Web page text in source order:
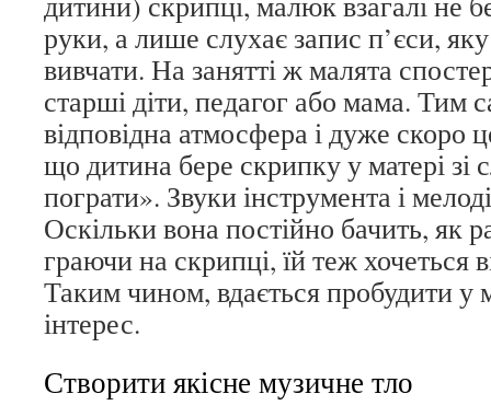
руки, а лише слухає запис п’єси,
вивчати. На занятті ж малята
старші діти, педагог або мама. Тим
відповідна атмосфера і дуже скоро
що дитина бере скрипку у матері
пограти». Звуки інструмента і
Оскільки вона постійно бачить, як
граючи на скрипці, їй теж хочеться
Таким чином, вдається пробудити у
інтерес.
Створити якісне музичне тло